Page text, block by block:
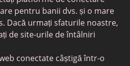
pentru banii dvs. și o mare
Dacă urmați sfaturile noastre,
de site-urile de întâlniri
conectate câștigă într-o